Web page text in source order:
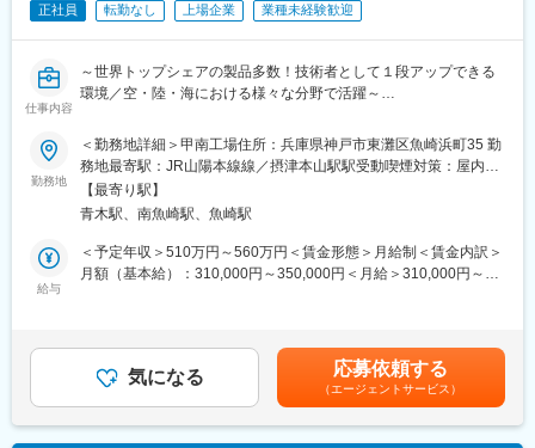
管理力を発揮しながらリーダーシップを磨けます。
ゼネコンや設備工事会社出身者が多く、専門知識を共有しながら
協働できる環境です。女性や外国籍の方も積極採用中で、多様性
■働き方
夜勤手当あり、昼夜シフトで無理なく調整（夜勤手当は別途支給
します）
土日休みが基本（工程により休日出勤が発生する場合あり）
出張はありますが、現在は日帰り圏内が中心です
月の平均残業時間は15時間です
理技術者へのステップアップが可能。将来的にはプロジェクト全
体を推進するマネジメントポジションも目指せます。
正社員 転勤なし 上場企業 業種未経験歓迎
仕事内容
～世界トップシェアの製品多数！技術者として１段アップできる
環境／空・陸・海における様々な分野で活躍～
自動ドアおよび周辺製品の開発・設計と要素技術の研究をお任せ
します。
■募集部門のミッション
既存事業の盤石化と新顧客価値創造に向けた下記製品の設計・開
（1）自動ドア製品および周辺製品 （2）福祉機器製品
※今回は（1）をお任せしますが、今後（2）へのチャレンジも可
■担当業務
自動ドアと関連製品の開発担当者として、開発リーダーや先輩社
員の助言・サポートを受けながら、仕様決定・基本設計・詳細設
勤務地
＜勤務地詳細＞甲南工場住所：兵庫県神戸市東灘区魚崎浜町35 勤
務地最寄駅：JR山陽本線線／摂津本山駅駅受動喫煙対策：屋内全
面禁煙変更の範囲：会社の定める事業所
【最寄り駅】
青木駅、南魚崎駅、魚崎駅
給与
＜予定年収＞510万円～560万円＜賃金形態＞月給制＜賃金内訳＞
月額（基本給）：310,000円～350,000円＜月給＞310,000円～
気になる 応募依頼する
（エージェントサービス）